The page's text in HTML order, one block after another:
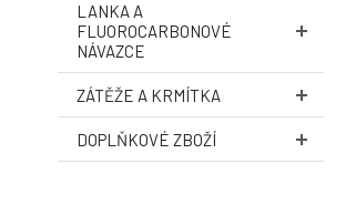
LANKA A
FLUOROCARBONOVÉ
NÁVAZCE
ZÁTĚŽE A KRMÍTKA
DOPLŇKOVÉ ZBOŽÍ